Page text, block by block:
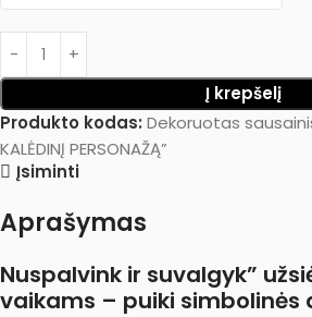
Į krepšelį
Produkto kodas: Dekoruotas sausainis
KALĖDINĮ PERSONAŽĄ”
Įsiminti
Aprašymas
Nuspalvink ir suvalgyk”
vaikams – puiki simbolinės